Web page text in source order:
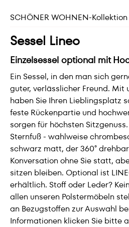
SCHÖNER WOHNEN-Kollektion
Sessel Lineo
Einzelsessel optional mit
Ein Sessel, in den man sich
guter, verlässlicher Freund. Mit
haben Sie Ihren Lieblingsplatz
feste Rückenpartie und
sorgen für höchsten
Sternfuß - wahlweise
schwarz matt, der 360°
Konversation ohne Sie statt,
sitzen bleiben. Optional ist
erhältlich. Stoff oder Leder?
allen unseren Polstermöbeln
an Bezugstoffen zur Auswahl
Informationen klicken Sie bitte